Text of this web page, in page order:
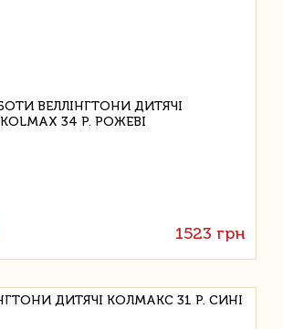
1523 грн
ДИТЯЧІ КОЛМАКС 31 Р. СИНІ